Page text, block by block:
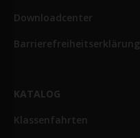
Downloadcenter
Barrierefreiheitserklärung
KATALOG
Klassenfahrten